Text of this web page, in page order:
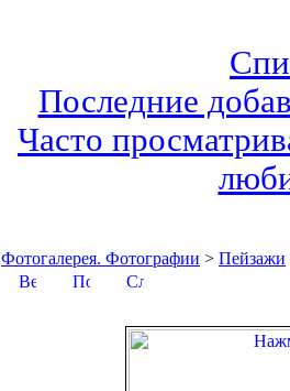
Последние
Часто
Фотогалерея. Фотографии > Пейзажи